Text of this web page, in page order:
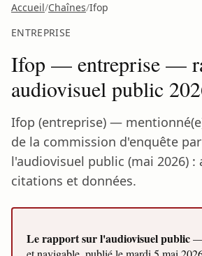
Accueil/Chaînes/Ifop
ENTREPRISE
Ifop — entreprise —
audiovisuel public
Ifop (entreprise) —
de la commission d'enquête
l'audiovisuel public (mai 2026) :
citations et données.
Le rapport sur l'audiovisuel public—